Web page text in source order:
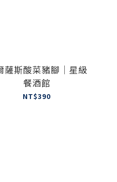
薩斯酸菜豬腳｜星級
餐酒館
NT$390